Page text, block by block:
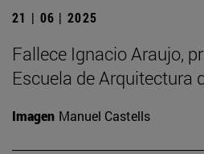
21 | 06 | 2025
Fallece Ignacio Araujo,
Escuela de Arquitectura
Imagen Manuel Castells